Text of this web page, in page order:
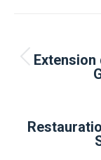
deExtension